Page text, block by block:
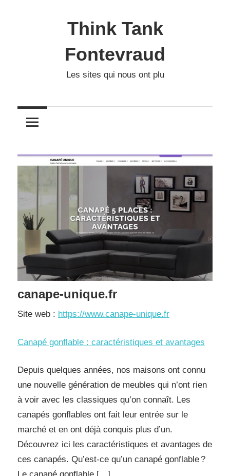
Think Tank
Fontevraud
Les sites qui nous ont plu
canape-unique.fr
Site web : https://www.canape-unique.fr
Canapé gonflable : caractéristiques et avantages
Depuis quelques années, nos maisons ont connu
une nouvelle génération de meubles qui n’ont rien
à voir avec les classiques qu’on connaît. Les
canapés gonflables ont fait leur entrée sur le
marché et en ont déjà conquis plus d’un.
Découvrez ici les caractéristiques et avantages de
ces canapés. Qu’est-ce qu’un canapé gonflable ?